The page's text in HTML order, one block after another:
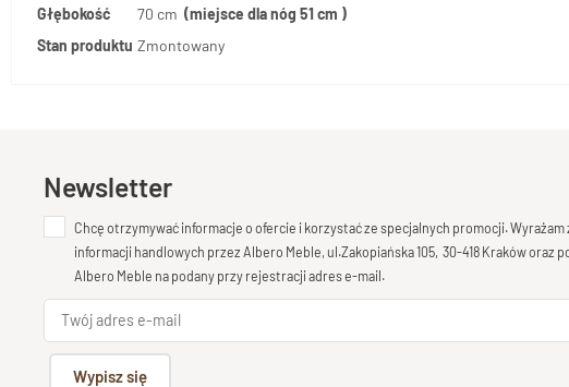
Głębokość
70 cm (miejsce dla nóg 51 cm )
Stan produktu Zmontowany
Newsletter
Chcę otrzymywać informacje o ofercie i korzystać ze specjalnych promocji.
informacji handlowych przez Albero Meble, ul.Zakopiańska 105, 30-418 Kraków
Albero Meble na podany przy rejestracji adres e-mail.
Wypisz się